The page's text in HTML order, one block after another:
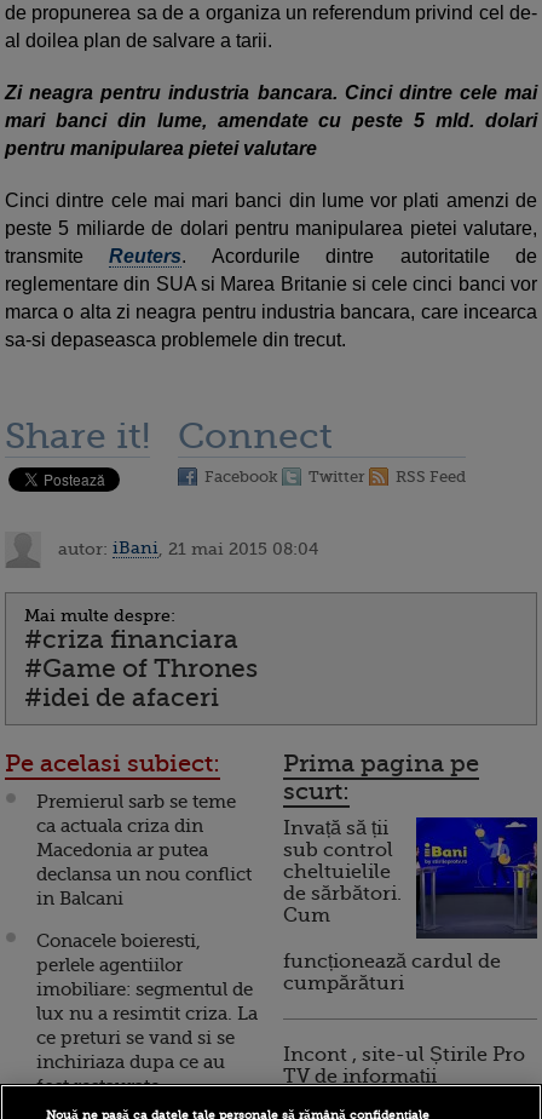
de propunerea sa de a organiza un referendum privind cel de-
al doilea plan de salvare a tarii.
Zi neagra pentru industria bancara. Cinci dintre cele mai
mari banci din lume, amendate cu peste 5 mld. dolari
pentru manipularea pietei valutare
Cinci dintre cele mai mari banci din lume vor plati amenzi de
peste 5 miliarde de dolari pentru manipularea pietei valutare,
transmiteReuters. Acordurile dintre autoritatile de
reglementare din SUA si Marea Britanie si cele cinci banci vor
marca o alta zi neagra pentru industria bancara, care incearca
sa-si depaseasca problemele din trecut.
Share it! Connect
Facebook Twitter RSS Feed
autor: iBani , 21 mai 2015 08:04
Mai multe despre:
#criza financiara
#Game of Thrones
#idei de afaceri
Pe acelasi subiect:
Premierul sarb se teme
ca actuala criza din
Macedonia ar putea
declansa un nou conflict
in Balcani
Conacele boieresti,
perlele agentiilor
imobiliare: segmentul de
lux nu a resimtit criza. La
ce preturi se vand si se
inchiriaza dupa ce au
fost restaurate
Prima pagina pe
scurt:
Invață să ții
sub control
cheltuielile
de sărbători.
Cum
funcționează cardul de
cumpărături
Incont , site-ul Știrile Pro
TV de informații
Nouă ne pasă ca datele tale personale să rămână confidențiale